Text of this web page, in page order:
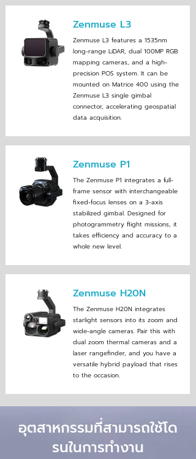
Zenmuse L3
Zenmuse L3 features a 1535nm
long-range LiDAR, dual 100MP RGB
mapping cameras, and a high-
precision POS system. It can be
mounted on Matrice 400 using the
Zenmuse L3 single gimbal
connector, accelerating geospatial
data acquisition.
Zenmuse P1
The Zenmuse P1 integrates a full-
frame sensor with interchangeable
fixed-focus lenses on a 3-axis
stabilized gimbal. Designed for
photogrammetry flight missions, it
takes efficiency and accuracy to a
whole new level.
Zenmuse H20N
The Zenmuse H20N integrates
starlight sensors into its zoom and
wide-angle cameras. Pair this with
dual zoom thermal cameras and a
laser rangefinder, and you have a
versatile hybrid payload that rises
to the occasion.
อุตสาหกรรมที่สามารถใช้โด
รนในการทำงาน